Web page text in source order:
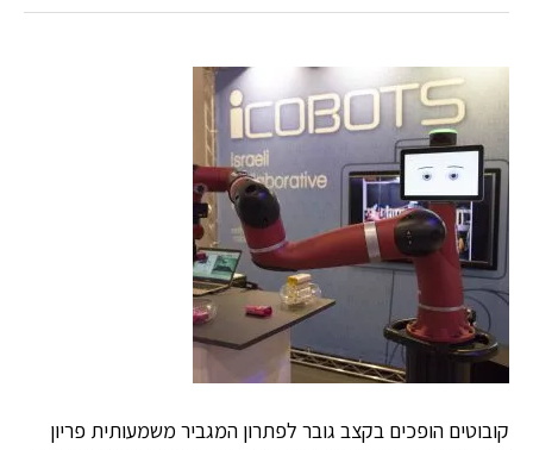
קובוטים הופכים בקצב גובר לפתרון המגביר משמעותית פריון
המדריך
לרכישת
קובוטים
–
7
מוקדים
בהערכת
וברכישת
קובוטים